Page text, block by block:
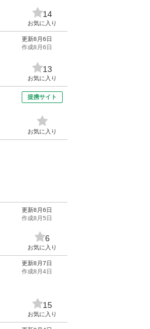
14
お気に入り
更新8月6日
作成8月6日
13
お気に入り
提携サイト
お気に入り
更新8月6日
作成8月5日
6
お気に入り
更新8月7日
作成8月4日
15
お気に入り